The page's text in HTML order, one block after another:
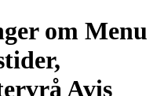
om Menu
Avis